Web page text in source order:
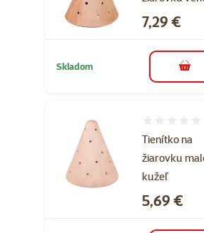
Cena
7,29 €
Skladom do
Tienítko na
žiarovku
kužeľ
Cena
5,69 €